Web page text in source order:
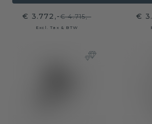
€ 3.772,-€ 4.715,-
Excl. Tax & BTW
€